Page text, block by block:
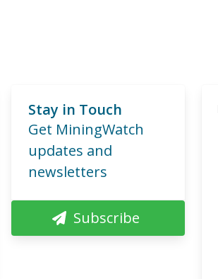
Stay in Touch
Get MiningWatch
updates and
newsletters
Subscribe